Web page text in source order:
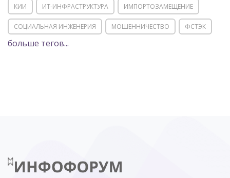
КИИ ИТ-ИНФРАСТРУКТУРА ИМПОРТОЗАМЕЩЕНИЕ
СОЦИАЛЬНАЯ ИНЖЕНЕРИЯ МОШЕННИЧЕСТВО ФСТЭК
POSITIVE TECHNOLOGIES
МИНЦИФРЫ РОССИИ NGFW
больше тегов...